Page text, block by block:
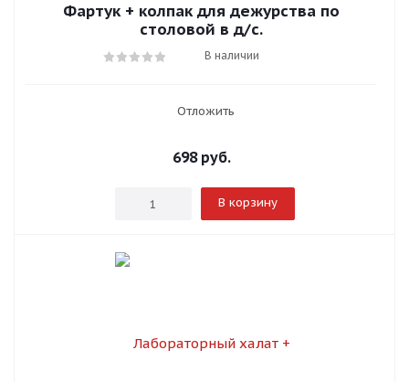
Фартук + колпак для дежурства по
столовой в д/с.
В наличии
Отложить
698руб.
В корзину